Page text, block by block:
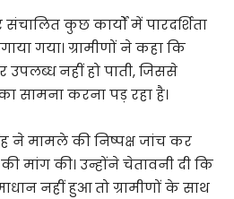
कुछ कार्यों में पारदर्शिता
गया। ग्रामीणों ने कहा कि
नहीं हो पाती, जिससे
सामना करना पड़ रहा है।
ने मामले की निष्पक्ष जांच कर
मांग की। उन्होंने चेतावनी दी कि
नहीं हुआ तो ग्रामीणों के साथ